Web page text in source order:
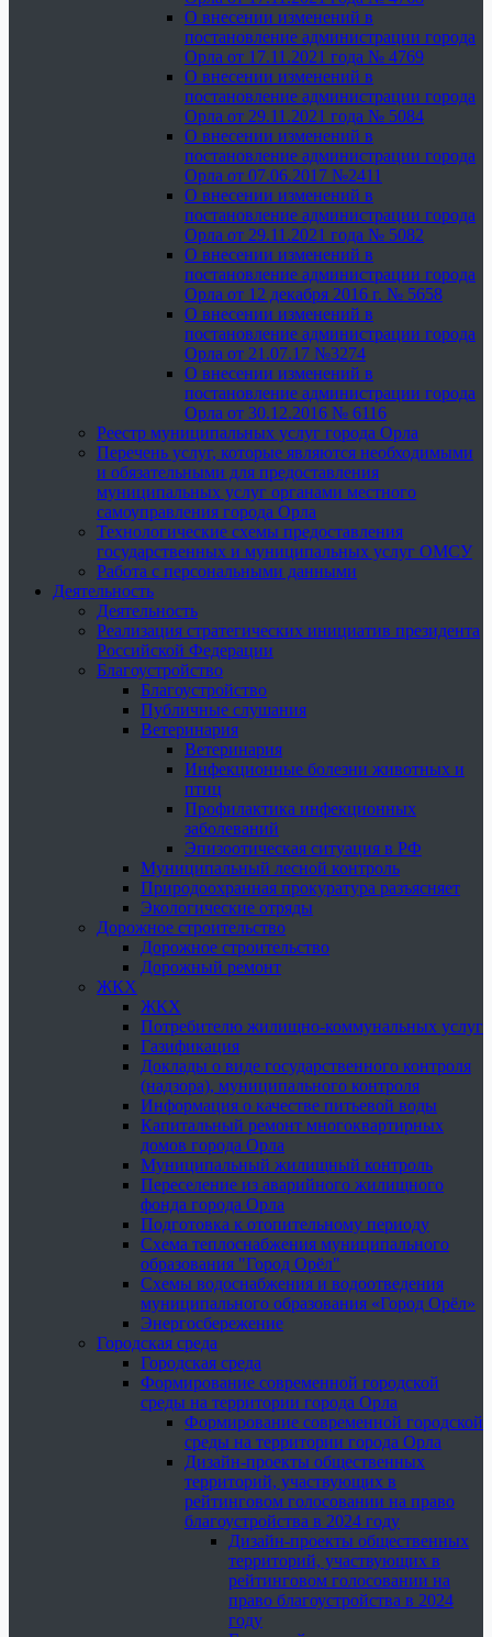
О внесении изменений в
постановление администрации города
Орла от 17.11.2021 года № 4769
О внесении изменений в
постановление администрации города
Орла от 29.11.2021 года № 5084
О внесении изменений в
постановление администрации города
Орла от 07.06.2017 №2411
О внесении изменений в
постановление администрации города
Орла от 29.11.2021 года № 5082
О внесении изменений в
постановление администрации города
Орла от 12 декабря 2016 г. № 5658
О внесении изменений в
постановление администрации города
Орла от 21.07.17 №3274
О внесении изменений в
постановление администрации города
Орла от 30.12.2016 № 6116
Реестр муниципальных услуг города Орла
Перечень услуг, которые являются необходимыми
и обязательными для предоставления
муниципальных услуг органами местного
самоуправления города Орла
Технологические схемы предоставления
государственных и муниципальных услуг ОМСУ
Работа с персональными данными
Деятельность
Деятельность
Реализация стратегических инициатив президента
Российской Федерации
Благоустройство
Благоустройство
Публичные слушания
Ветеринария
Ветеринария
Инфекционные болезни животных и
птиц
Профилактика инфекционных
заболеваний
Эпизоотическая ситуация в РФ
Муниципальный лесной контроль
Природоохранная прокуратура разъясняет
Экологические отряды
Дорожное строительство
Дорожное строительство
Дорожный ремонт
ЖКХ
ЖКХ
Потребителю жилищно-коммунальных услуг
Газификация
Доклады о виде государственного контроля
(надзора), муниципального контроля
Информация о качестве питьевой воды
Капитальный ремонт многоквартирных
домов города Орла
Муниципальный жилищный контроль
Переселение из аварийного жилищного
фонда города Орла
Подготовка к отопительному периоду
Схема теплоснабжения муниципального
образования "Город Орёл"
Схемы водоснабжения и водоотведения
муниципального образования «Город Орёл»
Энергосбережение
Городская среда
Городская среда
Формирование современной городской
среды на территории города Орла
Формирование современной городской
среды на территории города Орла
Дизайн-проекты общественных
территорий, участвующих в
рейтинговом голосовании на право
благоустройства в 2024 году
Дизайн-проекты общественных
территорий, участвующих в
рейтинговом голосовании на
право благоустройства в 2024
году